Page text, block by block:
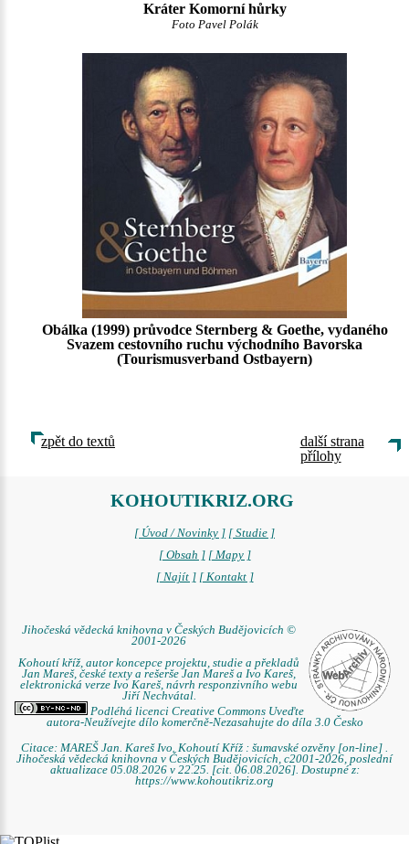
Kráter Komorní hůrky
Foto Pavel Polák
Obálka (1999) průvodce Sternberg & Goethe, vydaného
Svazem cestovního ruchu východního Bavorska
(Tourismusverband Ostbayern)
zpět do textů
další strana
přílohy
KOHOUTIKRIZ.ORG
[ Úvod / Novinky ] [ Studie ]
[ Obsah ] [ Mapy ]
[ Najít ] [ Kontakt ]
Jihočeská vědecká knihovna v Českých Budějovicích ©
2001-2026
Kohoutí kříž, autor koncepce projektu, studie a překladů
Jan Mareš, české texty a rešerše Jan Mareš a Ivo Kareš,
elektronická verze Ivo Kareš, návrh responzivního webu
Jiří Nechvátal.
Podléhá licenci Creative Commons Uveďte
autora-Neužívejte dílo komerčně-Nezasahujte do díla 3.0 Česko
Citace: MAREŠ Jan. Kareš Ivo. Kohoutí Kříž : šumavské ozvěny [on-line] .
Jihočeská vědecká knihovna v Českých Budějovicích, c2001-2026, poslední
aktualizace 05.08.2026 v 22.25. [cit. 06.08.2026]. Dostupné z:
https://www.kohoutikriz.org